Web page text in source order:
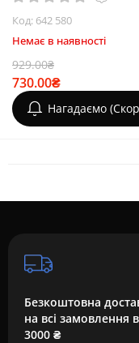
Код: 642 580
Немає в наявності
929.00₴
730.00₴
Нагадаємо
Безкоштовна
на всі замовлення
3000 ₴